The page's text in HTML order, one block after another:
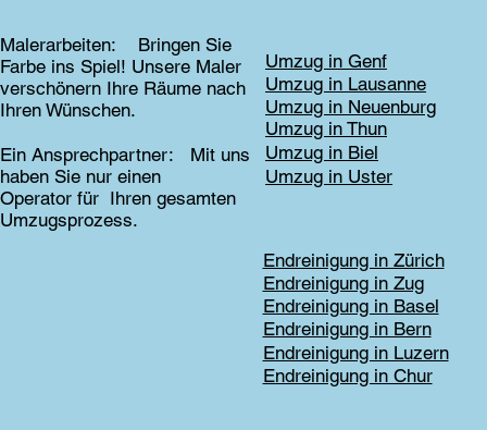
Malerarbeiten: Bringen Sie
Farbe ins Spiel! Unsere Maler
verschönern Ihre Räume nach
Ihren Wünschen.
Ein Ansprechpartner: Mit uns
haben Sie nur einen
Operator für Ihren gesamten
Umzugsprozess.
Endreinigung in Zürich
Endreinigung in Zug
Endreinigung in Basel
Endreinigung in Bern
Endreinigung in Luzern
Endreinigung in Chur
Umzug in Genf
Umzug in Lausanne
Umzug in Neuenburg
Umzug in Thun
Umzug in Biel
Umzug in Uster